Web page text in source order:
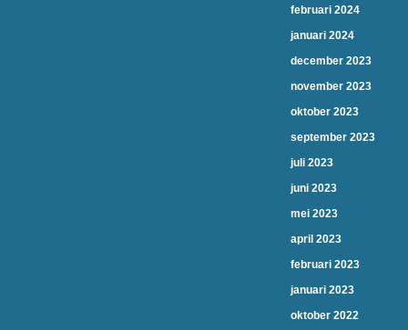
februari 2024
januari 2024
december 2023
november 2023
oktober 2023
september 2023
juli 2023
juni 2023
mei 2023
april 2023
februari 2023
januari 2023
oktober 2022